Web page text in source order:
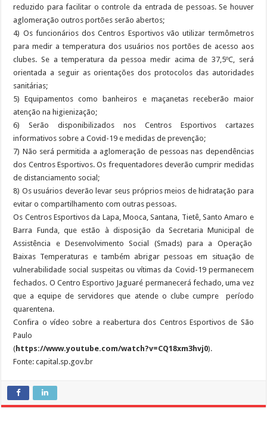
reduzido para facilitar o controle da entrada de pessoas. Se houver
aglomeração outros portões serão abertos;
4) Os funcionários dos Centros Esportivos vão utilizar termômetros
para medir a temperatura dos usuários nos portões de acesso aos
clubes. Se a temperatura da pessoa medir acima de 37,5ºC, será
orientada a seguir as orientações dos protocolos das autoridades
sanitárias;
5) Equipamentos como banheiros e maçanetas receberão maior
atenção na higienização;
6) Serão disponibilizados nos Centros Esportivos cartazes
informativos sobre a Covid-19 e medidas de prevenção;
7) Não será permitida a aglomeração de pessoas nas dependências
dos Centros Esportivos. Os frequentadores deverão cumprir medidas
de distanciamento social;
8) Os usuários deverão levar seus próprios meios de hidratação para
evitar o compartilhamento com outras pessoas.
Os Centros Esportivos da Lapa, Mooca, Santana, Tietê, Santo Amaro e
Barra Funda, que estão à disposição da Secretaria Municipal de
Assistência e Desenvolvimento Social (Smads) para a Operação
Baixas Temperaturas e também abrigar pessoas em situação de
vulnerabilidade social suspeitas ou vítimas da Covid-19 permanecem
fechados. O Centro Esportivo Jaguaré permanecerá fechado, uma vez
que a equipe de servidores que atende o clube cumpre período
quarentena.
Confira o vídeo sobre a reabertura dos Centros Esportivos de São
Paulo
( https://www.youtube.com/watch?v=CQ18xm3hvj0).
Fonte: capital.sp.gov.br